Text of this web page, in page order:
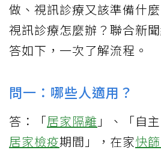
做、視訊診療又該準備什
視訊診療怎麼辦？聯合新
答如下，一次了解流程。
問一：哪些人適用？
答：「居家隔離 」、「自
居家檢疫期間」，在家快